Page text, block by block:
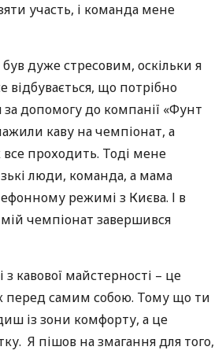
участь, і команда мене
дуже стресовим, оскільки я
відбувається, що потрібно
за допомогу до компанії «Фунт
каву на чемпіонат, а
все проходить. Тоді мене
люди, команда, а мама
режимі з Києва. І в
чемпіонат завершився
з кавової майстерності – це
перед самим собою. Тому що ти
із зони комфорту, а це
Я пішов на змагання для того,